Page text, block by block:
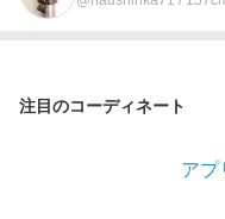
注目のコーディネート
アプ